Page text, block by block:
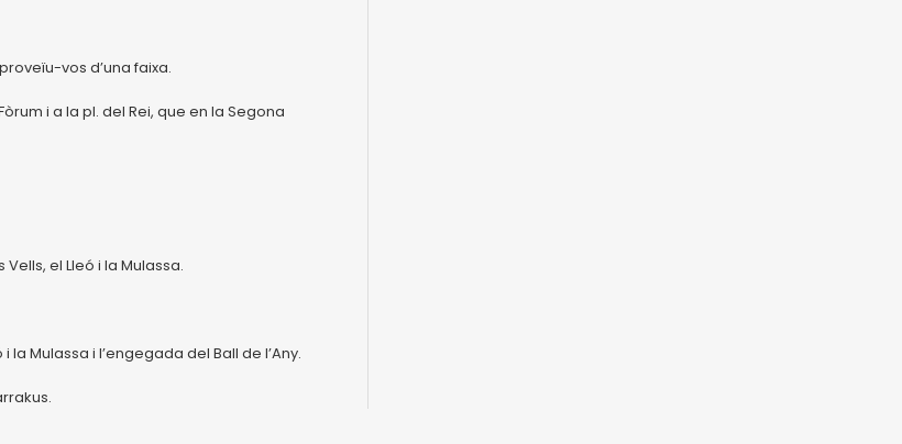
vos d’una faixa.
i a la pl. del Rei, que en la Segona
el Lleó i la Mulassa.
la Mulassa i l’engegada del Ball de l’Any.